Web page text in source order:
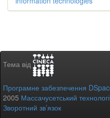
Тема від
Програмне забезпечення
2005 Массачусетський
Зворотний зв’язок